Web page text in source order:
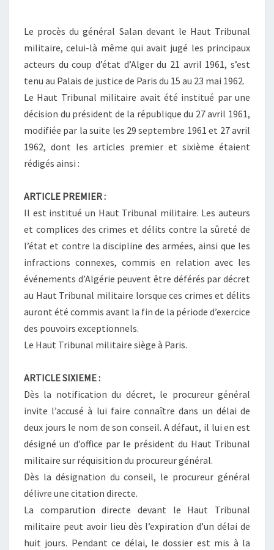
Le procès du général Salan devant le Haut Tribunal
militaire, celui-là même qui avait jugé les principaux
acteurs du coup d’état d’Alger du 21 avril 1961, s’est
tenu au Palais de justice de Paris du 15 au 23 mai 1962.
Le Haut Tribunal militaire avait été institué par une
décision du président de la république du 27 avril 1961,
modifiée par la suite les 29 septembre 1961 et 27 avril
1962, dont les articles premier et sixième étaient
rédigés ainsi :
ARTICLE PREMIER :
Il est institué un Haut Tribunal militaire. Les auteurs
et complices des crimes et délits contre la sûreté de
l’état et contre la discipline des armées, ainsi que les
infractions connexes, commis en relation avec les
événements d’Algérie peuvent être déférés par décret
au Haut Tribunal militaire lorsque ces crimes et délits
auront été commis avant la fin de la période d’exercice
des pouvoirs exceptionnels.
Le Haut Tribunal militaire siège à Paris.
ARTICLE SIXIEME :
Dès la notification du décret, le procureur général
invite l’accusé à lui faire connaître dans un délai de
deux jours le nom de son conseil. A défaut, il lui en est
désigné un d’office par le président du Haut Tribunal
militaire sur réquisition du procureur général.
Dès la désignation du conseil, le procureur général
délivre une citation directe.
La comparution directe devant le Haut Tribunal
militaire peut avoir lieu dès l’expiration d’un délai de
huit jours. Pendant ce délai, le dossier est mis à la